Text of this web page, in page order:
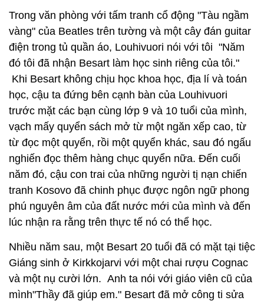
Trong văn phòng với tấm tranh cổ động "Tàu ngầm
vàng" của Beatles trên tường và một cây đán guitar
điện trong tủ quần áo, Louhivuori nói với tôi "Năm
đó tôi đã nhận Besart làm học sinh riêng của tôi."
Khi Besart không chịu học khoa học, địa lí và toán
học, cậu ta đứng bên cạnh bàn của Louhivuori
trước mặt các bạn cùng lớp 9 và 10 tuổi của mình,
vạch mấy quyển sách mở từ một ngăn xếp cao, từ
từ đọc một quyển, rồi một quyển khác, sau đó ngấu
nghiến đọc thêm hàng chục quyển nữa. Đến cuối
năm đó, cậu con trai của những người tị nạn chiến
tranh Kosovo đã chinh phục được ngôn ngữ phong
phú nguyên âm của đất nước mới của mình và đến
lúc nhận ra rằng trên thực tế nó có thể học.
Nhiều năm sau, một Besart 20 tuổi đã có mặt tại tiệc
Giáng sinh ở Kirkkojarvi với một chai rượu Cognac
và một nụ cười lớn. Anh ta nói với giáo viên cũ của
mình"Thầy đã giúp em." Besart đã mở công ti sửa